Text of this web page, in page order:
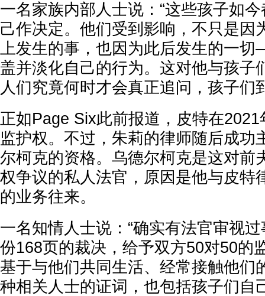
一名家族内部人士说：“这些孩子如
己作决定。他们受到影响，不只是因
上发生的事，也因为此后发生的一
盖并淡化自己的行为。这对他与孩子
人们究竟何时才会真正追问，孩子们
正如Page Six此前报道，皮特在
监护权。不过，朱莉的律师随后成功
尔柯克的资格。乌德尔柯克是这对前
权争议的私人法官，原因是他与皮特
的业务往来。
一名知情人士说：“确实有法官审视
份168页的裁决，给予双方50对50的
基于与他们共同生活、经常接触他们
种相关人士的证词，也包括孩子们自